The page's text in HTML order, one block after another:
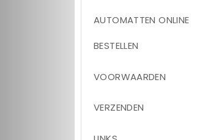
AUTOMATTEN ONLINE
BESTELLEN
VOORWAARDEN
VERZENDEN